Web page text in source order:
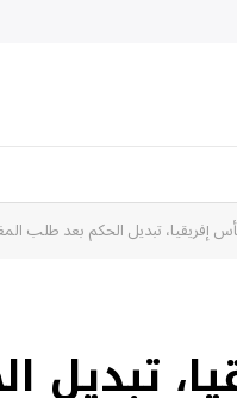
كأس إفريقيا، تبديل الحكم بعد طلب